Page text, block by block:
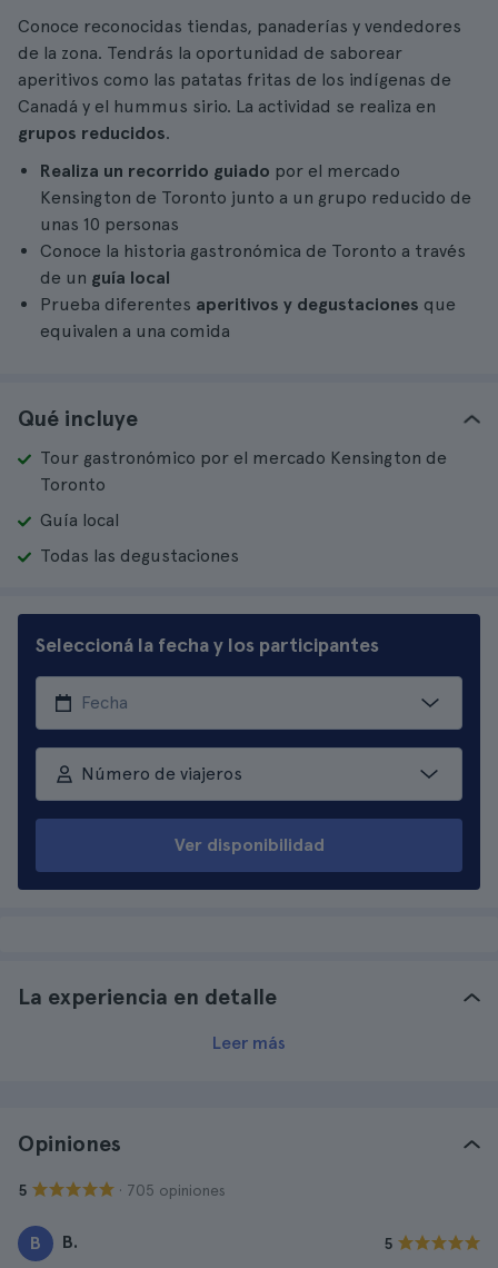
Conoce reconocidas tiendas, panaderías y vendedores
de la zona. Tendrás la oportunidad de saborear
aperitivos como las patatas fritas de los indígenas de
Canadá y el hummus sirio. La actividad se realiza en
grupos reducidos.
Realiza un recorrido guiado por el mercado
Kensington de Toronto junto a un grupo reducido de
unas 10 personas
Conoce la historia gastronómica de Toronto a través
de un guía local
Prueba diferentes aperitivos y degustaciones que
equivalen a una comida
Qué incluye
Tour gastronómico por el mercado Kensington de
Toronto
Guía local
Todas las degustaciones
Seleccioná la fecha y los participantes
Número de viajeros
Ver disponibilidad
La experiencia en detalle
Leer más
Opiniones
5 · 705 opiniones
B B. 5